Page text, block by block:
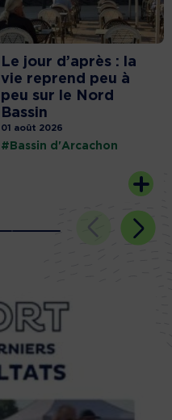
Le jour d’après : la
vie reprend peu à
peu sur le Nord
Bassin
01 août 2026
#Bassin d'Arcachon